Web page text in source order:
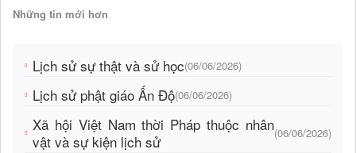
Những tin mới hơn
Lịch sử sự thật và sử học(06/06/2026)
Lịch sử phật giáo Ấn Độ(06/06/2026)
Xã hội Việt Nam thời Pháp thuộc nhân
vật và sự kiện lịch sử
(06/06/2026)